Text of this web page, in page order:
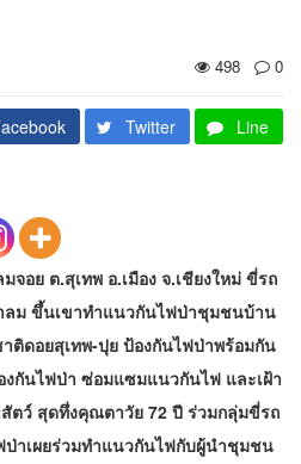
498
0
Twitter Line
อย ต.สุเทพ อ.เมือง จ.เชียงใหม่ ขี่รถ
ลม ขึ้นเขาทำแนวกันไฟป่าชุมชนบ้าน
ติดอยสุเทพ-ปุย ป้องกันไฟป่าพร้อมกัน
กันไฟป่า ซ่อมแซมแนวกันไฟ และเฝ้า
ตว์ สุดทึ่งคุณตาวัย 72 ปี ร่วมกลุ่มขี่รถ
าเผยร่วมทำแนวกันไฟกับผู้นำชุมชน